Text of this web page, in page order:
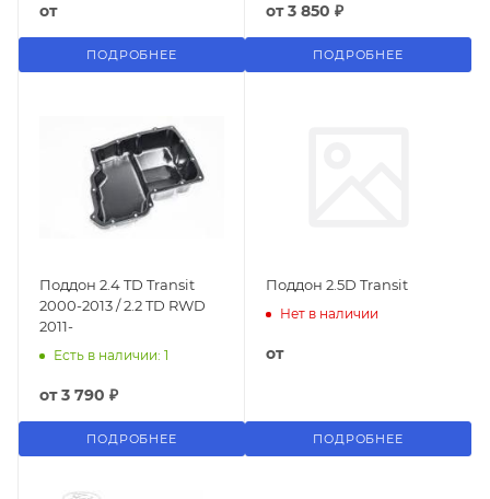
от
ПОДРОБНЕЕ
от3 850 ₽
ПОДРОБНЕЕ
Поддон 2.4 TD Transit
2000-2013 / 2.2 TD RWD
2011-
Есть в наличии: 1
от3 790 ₽
ПОДРОБНЕЕ
Поддон 2.5D Transit
Нет в наличии
от
ПОДРОБНЕЕ